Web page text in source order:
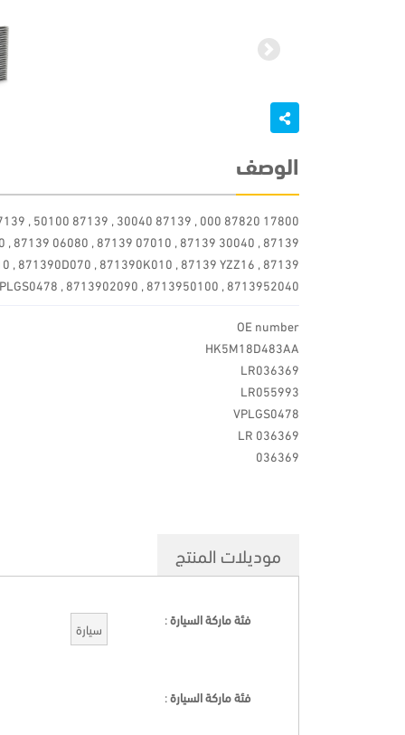
Next
الوصف
, 87139 06080 , 87139 07010 , 87139 30040 , 87139
, 871390D070 , 871390K010 , 87139 YZZ16 , 87139
, 8713902090 , 8713950100 , 8713952040
OE number
HK5M18D483AA
LR036369
LR055993
VPLGS0478
LR 036369
036369
موديلات المنتج
فئة ماركة السيارة:
سيارة
فئة ماركة السيارة: